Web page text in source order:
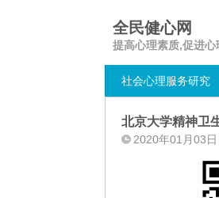
全民健心网
提高心理素质,促进心
社会心理服务研究
北京大学精神卫
2020年01月03日